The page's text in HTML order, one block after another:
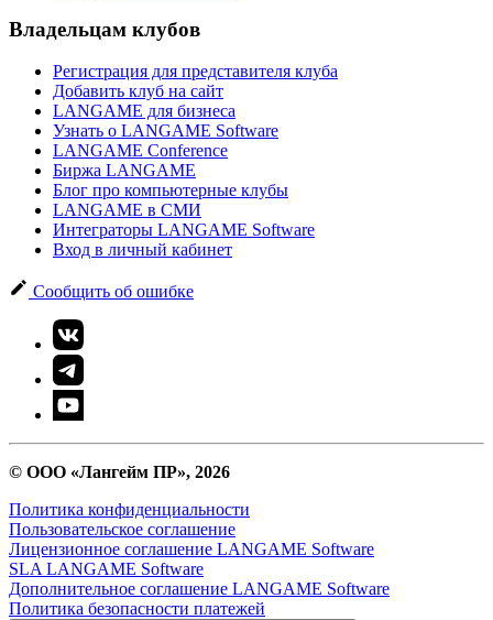
Владельцам клубов
Регистрация для представителя клуба
Добавить клуб на сайт
LANGAME для бизнеса
Узнать о LANGAME Software
LANGAME Conference
Биржа LANGAME
Блог про компьютерные клубы
LANGAME в СМИ
Интеграторы LANGAME Software
Вход в личный кабинет
Сообщить об ошибке
© ООО «Лангейм ПР», 2026
Политика конфиденциальности
Пользовательское соглашение
Лицензионное соглашение LANGAME Software
SLA LANGAME Software
Дополнительное соглашение LANGAME Software
Политика безопасности платежей